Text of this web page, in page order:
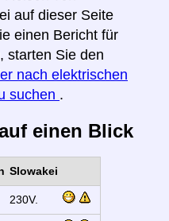
auf dieser Seite
einen Bericht für
starten Sie den
nach elektrischen
suchen .
einen Blick
Slowakei
230V.